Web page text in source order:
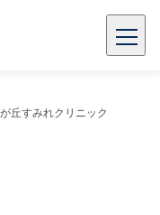
丘すみれクリニック